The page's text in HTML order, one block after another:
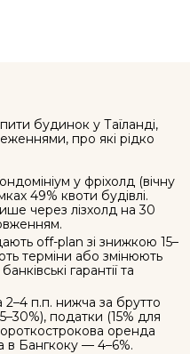
будинок у Таїланді,
про які рідко
у фріхолд (вічну
49% квоти будівлі.
через лізхолд на 30
off-plan зі знижкою 15–
терміни або змінюють
гарантії та
2–4 п.п. нижча за брутто
податки (15% для
оренда
в Бангкоку — 4–6%.